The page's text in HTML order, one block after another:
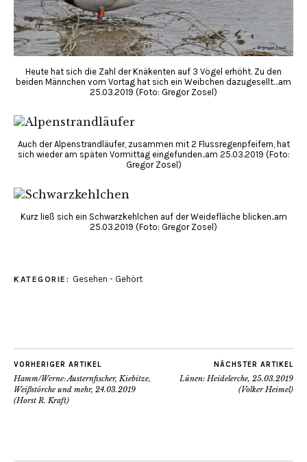
Heute hat sich die Zahl der Knäkenten auf 3 Vögel erhöht. Zu den
beiden Männchen vom Vortag hat sich ein Weibchen dazugesellt…am
25.03.2019 (Foto: Gregor Zosel)
Auch der Alpenstrandläufer, zusammen mit 2 Flussregenpfeifern, hat
sich wieder am späten Vormittag eingefunden..am 25.03.2019 (Foto:
Gregor Zosel)
Kurz ließ sich ein Schwarzkehlchen auf der Weidefläche blicken..am
25.03.2019 (Foto: Gregor Zosel)
KATEGORIE: Gesehen - Gehört
VORHERIGER ARTIKEL
Hamm/Werne: Austernfischer, Kiebitze,
Weißstörche und mehr, 24.03.2019
(Horst R. Kraft)
NÄCHSTER ARTIKEL
Lünen: Heidelerche, 25.03.2019
(Volker Heimel)